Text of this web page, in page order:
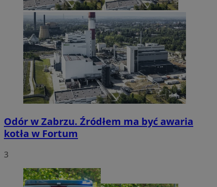
Odór w Zabrzu. Źródłem ma być awaria
kotła w Fortum
3